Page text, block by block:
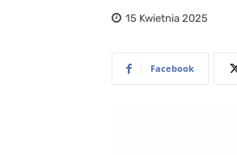
15 Kwietnia 2025
Facebook